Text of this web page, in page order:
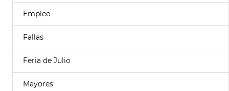
Empleo
Fallas
Feria de Julio
Mayores